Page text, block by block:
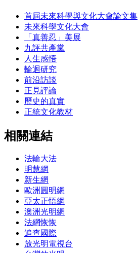
首屆未來科學與文化大會論文集
未來科學文化大會
「真善忍」美展
九評共產黨
人生感悟
輪迴研究
前沿訪談
正見評論
歷史的真實
正統文化教材
相關連結
法輪大法
明慧網
新生網
歐洲圓明網
亞太正悟網
澳洲光明網
法網恢恢
追查國際
放光明電視台